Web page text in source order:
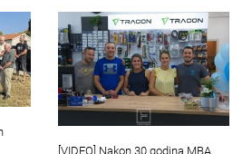
[VIDEO] Nakon 30 godina MBA